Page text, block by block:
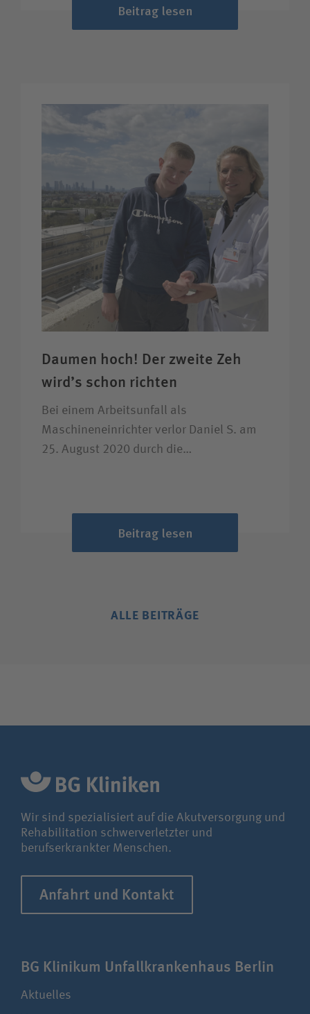
Beitrag lesen
Daumen hoch! Der zweite Zeh
wird’s schon richten
Bei einem Arbeitsunfall als
Maschineneinrichter verlor Daniel S. am
25. August 2020 durch die…
Beitrag lesen
ALLE BEITRÄGE
Wir sind spezialisiert auf die Akutversorgung und
Rehabilitation schwerverletzter und
berufserkrankter Menschen.
Anfahrt und Kontakt
BG Klinikum Unfall­kranken­haus Berlin
Aktuelles